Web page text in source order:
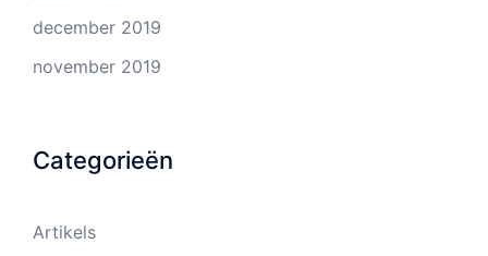
december 2019
november 2019
Categorieën
Artikels